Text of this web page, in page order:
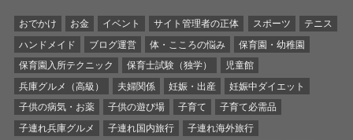
おでかけ お金 イベント サイト管理者の正体 スポーツ
テニス
ハンドメイド
ブログ運営 体・こころの悩み
保育園・幼稚園
保育園入所テクニック
保育士試験（独学）
児童館
兵庫グルメ（高級）
夫婦関係 妊娠・出産
妊娠中ダイエット
子供の病気・お薬
子供の遊び場 子育て
子育て必需品
子連れ兵庫グルメ
子連れ国内旅行
子連れ海外旅行